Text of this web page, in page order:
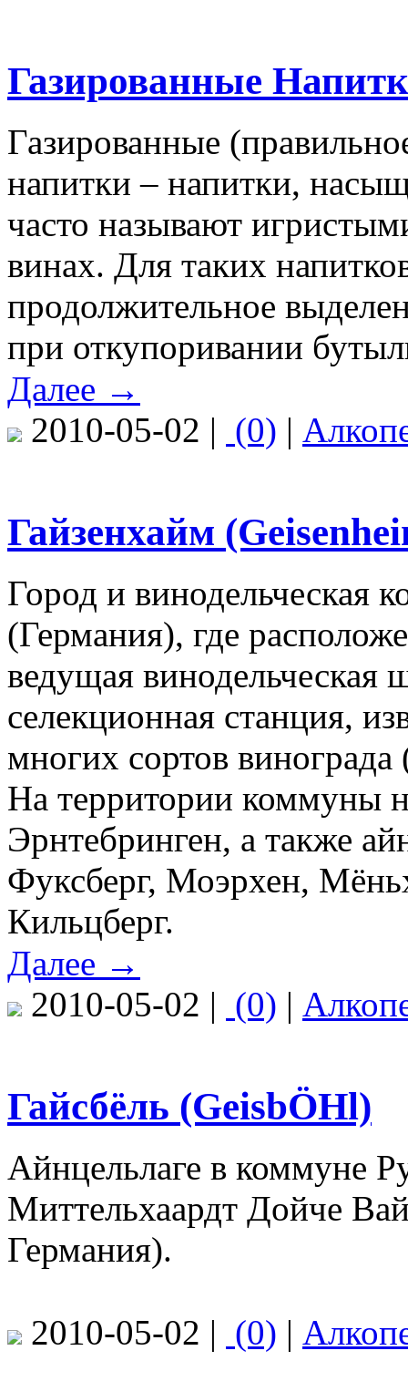
Газированные
Газированные
напитки – напитки,
часто называют
винах. Для таких
продолжительное
при откупоривании
Далее →
2010-05-02 | (0) |
Гайзенхайм
Город и винодельческая
(Германия), где
ведущая винодельческая
селекционная станция,
многих сортов
На территории коммуны
Эрнтебринген, а также
Фуксберг, Моэрхен,
Кильцберг.
Далее →
2010-05-02 | (0) |
Гайсбёль (GeisbÖHl)
Айнцельлаге в коммуне
Миттельхаардт Дойче
Германия).
2010-05-02 | (0) |